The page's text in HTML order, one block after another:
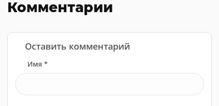
Комментарии
Оставить комментарий
Имя *